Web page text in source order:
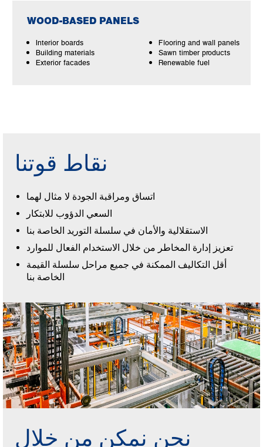
WOOD-BASED PANELS
Interior boards
Building materials
Exterior facades
Flooring and wall panels
Sawn timber products
Renewable fuel
نقاط قوتنا
اتساق ومراقبة الجودة لا مثال لهما
السعي الدؤوب للابتكار
الاستقلالية والأمان في سلسلة التوريد الخاصة بنا
تعزيز إدارة المخاطر من خلال الاستخدام الفعال للموارد
أقل التكاليف الممكنة في جميع مراحل سلسلة القيمة
الخاصة بنا
نحن نمكن من خلال